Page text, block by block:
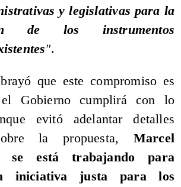
y legislativas para la
de los instrumentos
".
que este compromiso es
Gobierno cumplirá con lo
evitó adelantar detalles
la propuesta, Marcel
se está trabajando para
iniciativa justa para los